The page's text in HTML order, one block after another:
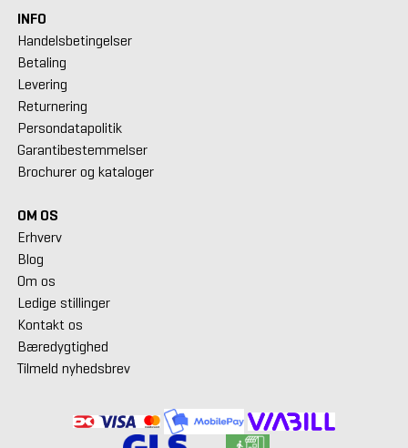
INFO
Handelsbetingelser
Betaling
Levering
Returnering
Persondatapolitik
Garantibestemmelser
Brochurer og kataloger
OM OS
Erhverv
Blog
Om os
Ledige stillinger
Kontakt os
Bæredygtighed
Tilmeld nyhedsbrev